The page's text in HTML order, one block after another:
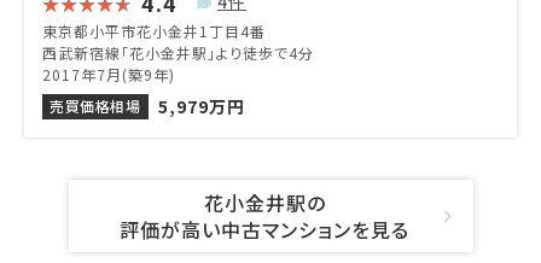
東京都小平市花小金井1丁目4番
西武新宿線「花小金井駅」より徒歩で4分
2017年7月(築9年)
売買価格相場
5,979万円
花小金井駅の
評価が高い中古マンションを見る